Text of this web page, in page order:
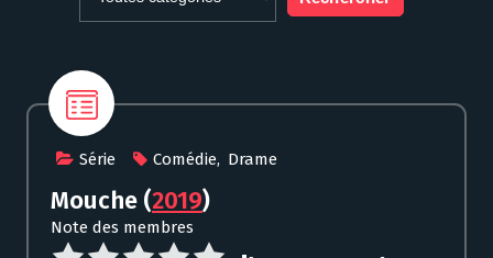
Série Comédie, Drame
Mouche (2019)
Note des membres